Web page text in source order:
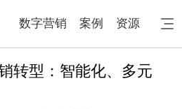
数字营销 案例 资源
转型：智能化、多元